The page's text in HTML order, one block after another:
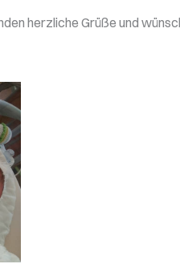
herzliche Grüße und